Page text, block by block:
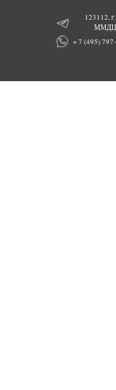
123112,
ММДЦ
+ 7 (495)